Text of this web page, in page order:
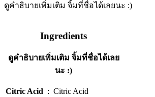
ดูคำธิบายเพิ่มเติม จิ้มที่ชื่อได้เลยนะ :)
Ingredients
ดูคำธิบายเพิ่มเติม จิ้มที่ชื่อได้เลย
นะ :)
Citric Acid : Citric Acid